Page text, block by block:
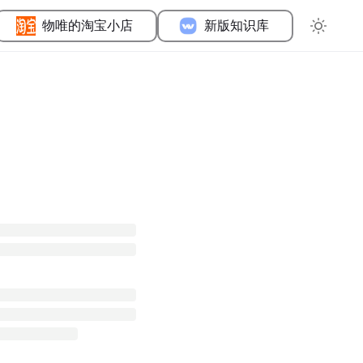
物唯的淘宝小店 新版知识库